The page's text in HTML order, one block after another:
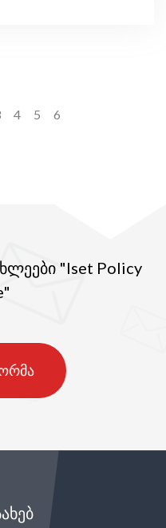
4 5 6
"Iset Policy